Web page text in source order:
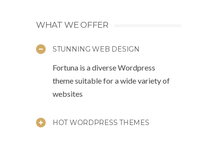
WHAT WE OFFER
STUNNING WEB DESIGN
Fortuna is a diverse Wordpress
theme suitable for a wide variety of
websites
HOT WORDPRESS THEMES